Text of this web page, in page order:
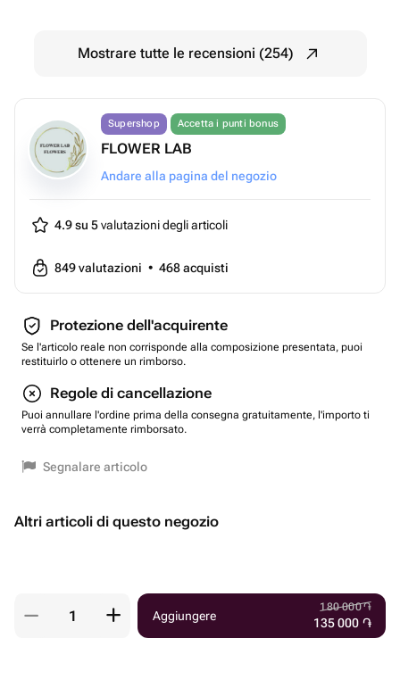
Mostrare tutte le recensioni (254)
Supershop Accetta i punti bonus
FLOWER LAB
Andare alla pagina del negozio
4.9 su 5valutazioni degli articoli
849valutazioni • 468acquisti
Protezione dell'acquirente
Se l'articolo reale non corrisponde alla composizione presentata, puoi
restituirlo o ottenere un rimborso.
Regole di cancellazione
Puoi annullare l'ordine prima della consegna gratuitamente, l'importo ti
verrà completamente rimborsato.
Segnalare articolo
Altri articoli di questo negozio
Aggiungere
180 000֏
135 000 ֏